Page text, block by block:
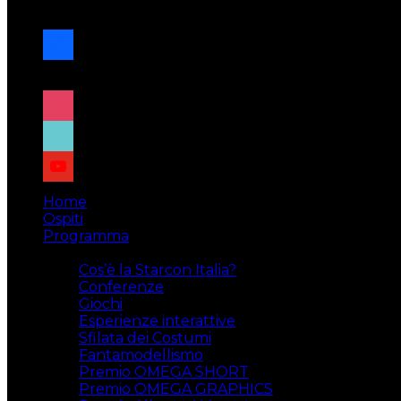
facebook
x
instagram
tiktok
youtube
Home
Ospiti
Programma
Cos’è la Starcon Italia?
Conferenze
Giochi
Esperienze interattive
Sfilata dei Costumi
Fantamodellismo
Premio OMEGA SHORT
Premio OMEGA GRAPHICS